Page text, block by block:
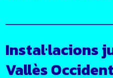
Instal·lacions
Vallès